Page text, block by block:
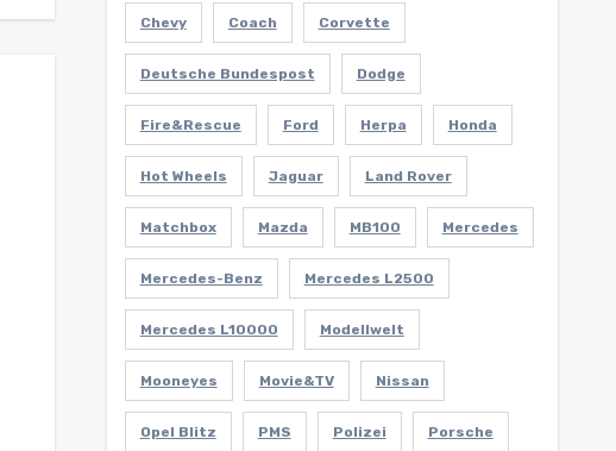
Chevy Coach Corvette
Deutsche Bundespost Dodge
Fire&Rescue Ford Herpa Honda
Hot Wheels Jaguar Land Rover
Matchbox Mazda MB100 Mercedes
Mercedes-Benz Mercedes L2500
Mercedes L10000 Modellwelt
Mooneyes Movie&TV Nissan
Opel Blitz PMS Polizei Porsche